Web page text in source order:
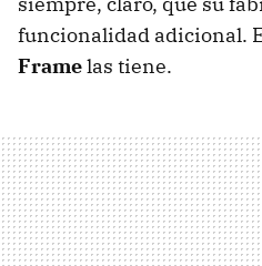
funcionalidad adicional.
Framelas tiene.